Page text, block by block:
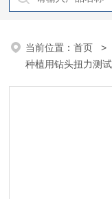
当前位置：首页 >
种植用钻头扭力测